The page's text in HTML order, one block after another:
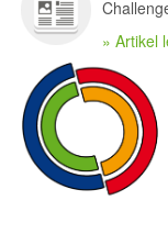
» Artikel